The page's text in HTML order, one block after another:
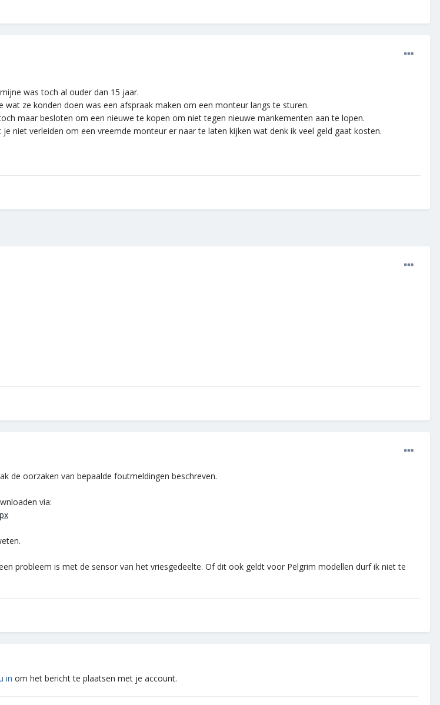
was toch al ouder dan 15 jaar.
ze konden doen was een afspraak maken om een monteur langs te sturen.
maar besloten om een nieuwe te kopen om niet tegen nieuwe mankementen aan te lopen.
niet verleiden om een vreemde monteur er naar te laten kijken wat denk ik veel geld gaat kosten.
de oorzaken van bepaalde foutmeldingen beschreven.
via:
probleem is met de sensor van het vriesgedeelte. Of dit ook geldt voor Pelgrim modellen durf ik niet te
in om het bericht te plaatsen met je account.